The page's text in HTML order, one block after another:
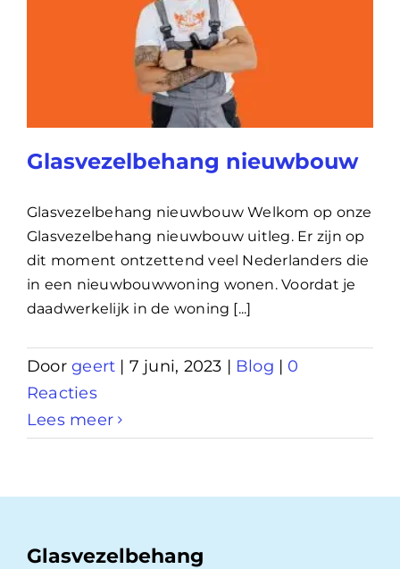
Glasvezelbehang nieuwbouw
Glasvezelbehang nieuwbouw Welkom op onze
Glasvezelbehang nieuwbouw uitleg. Er zijn op
dit moment ontzettend veel Nederlanders die
in een nieuwbouwwoning wonen. Voordat je
daadwerkelijk in de woning [...]
Doorgeert | 7 juni, 2023 | Blog | 0
Reacties
Lees meer
Glasvezelbehang